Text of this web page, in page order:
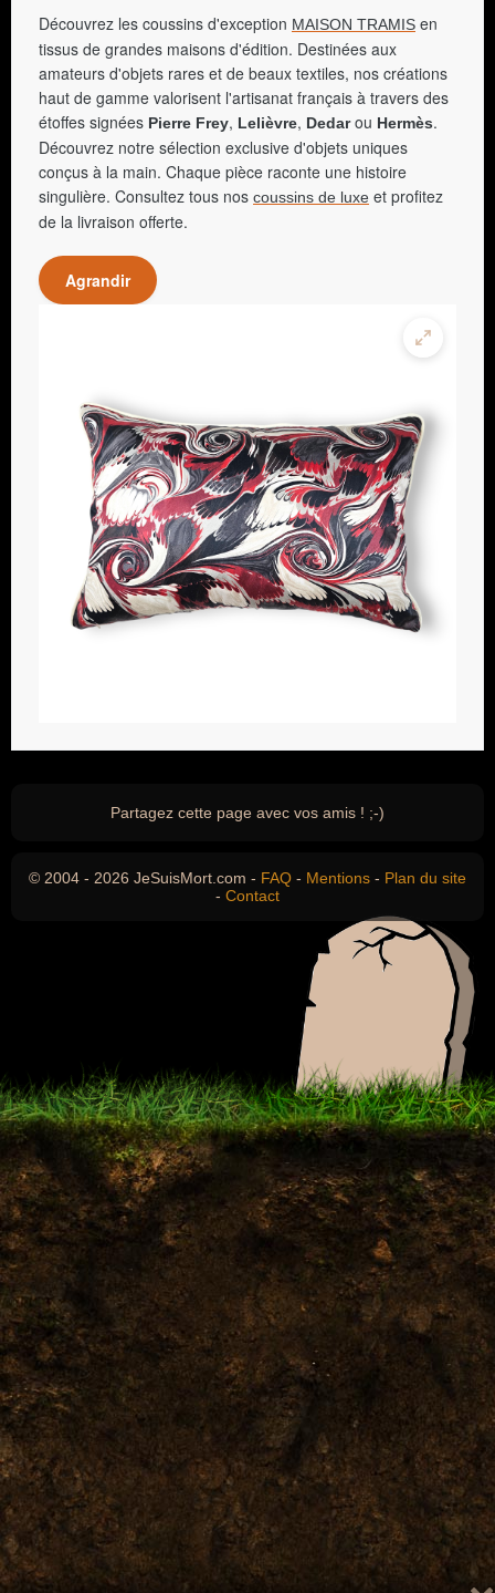
Découvrez les coussins d'exception MAISON TRAMIS en
tissus de grandes maisons d'édition. Destinées aux
amateurs d'objets rares et de beaux textiles, nos créations
haut de gamme valorisent l'artisanat français à travers des
étoffes signées Pierre Frey, Lelièvre, Dedarou Hermès.
Découvrez notre sélection exclusive d'objets uniques
conçus à la main. Chaque pièce raconte une histoire
singulière. Consultez tous nos coussins de luxe et profitez
de la livraison offerte.
Agrandir
Partagez cette page avec vos amis ! ;-)
© 2004 - 2026 JeSuisMort.com - FAQ - Mentions - Plan du site
- Contact